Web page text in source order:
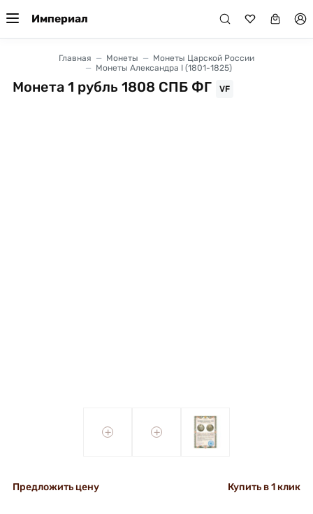
Империал
Главная Монеты
Монеты Царской России
Монеты Александра I (1801-1825)
Монета 1 рубль 1808 СПБ ФГ VF
+ +
Предложить цену Купить в 1 клик